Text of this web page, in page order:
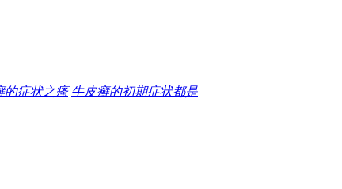
的症状之瘙 牛皮癣的初期症状都是